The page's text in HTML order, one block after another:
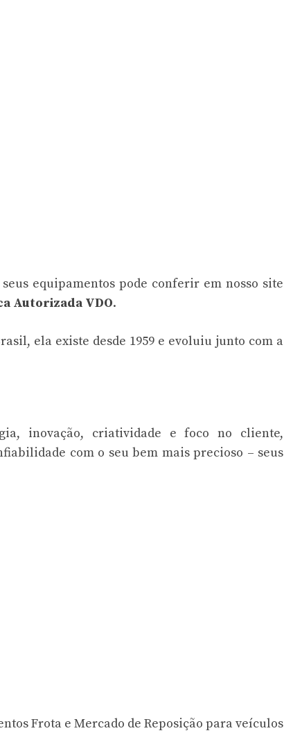
equipamentos pode conferir em nosso site
Autorizada VDO.
ela existe desde 1959 e evoluiu junto com a
inovação, criatividade e foco no cliente,
com o seu bem mais precioso – seus
Frota e Mercado de Reposição para veículos